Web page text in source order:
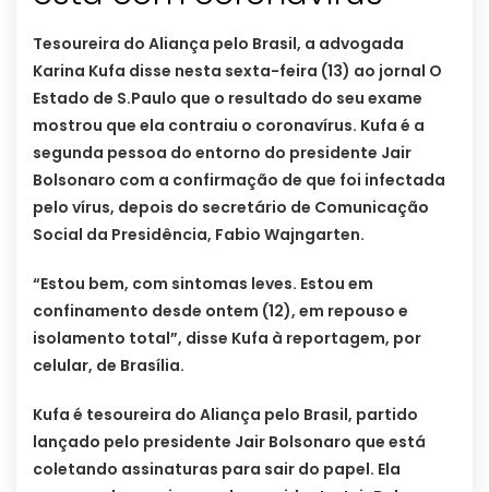
Tesoureira do Aliança pelo Brasil, a advogada
Karina Kufa disse nesta sexta-feira (13) ao jornal O
Estado de S.Paulo que o resultado do seu exame
mostrou que ela contraiu o coronavírus. Kufa é a
segunda pessoa do entorno do presidente Jair
Bolsonaro com a confirmação de que foi infectada
pelo vírus, depois do secretário de Comunicação
Social da Presidência, Fabio Wajngarten.
“Estou bem, com sintomas leves. Estou em
confinamento desde ontem (12), em repouso e
isolamento total”, disse Kufa à reportagem, por
celular, de Brasília.
Kufa é tesoureira do Aliança pelo Brasil, partido
lançado pelo presidente Jair Bolsonaro que está
coletando assinaturas para sair do papel. Ela